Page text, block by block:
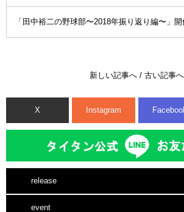
「田中裕二の野球部〜2018年振り返り編〜」開
新しい記事へ/ 古い記事へ
X Instagram
release
event